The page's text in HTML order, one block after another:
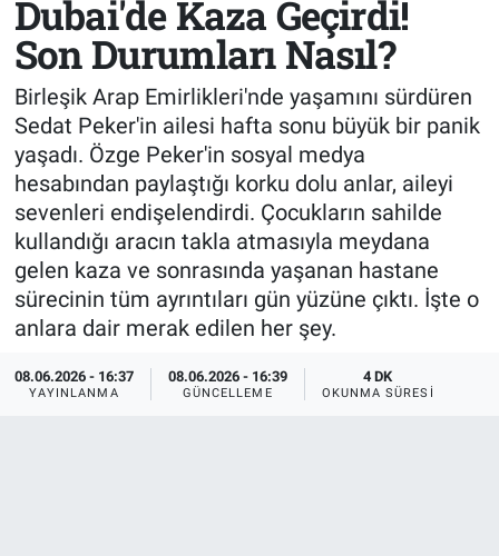
Dubai'de Kaza Geçirdi!
Son Durumları Nasıl?
Birleşik Arap Emirlikleri'nde yaşamını sürdüren
Sedat Peker'in ailesi hafta sonu büyük bir panik
yaşadı. Özge Peker'in sosyal medya
hesabından paylaştığı korku dolu anlar, aileyi
sevenleri endişelendirdi. Çocukların sahilde
kullandığı aracın takla atmasıyla meydana
gelen kaza ve sonrasında yaşanan hastane
sürecinin tüm ayrıntıları gün yüzüne çıktı. İşte o
anlara dair merak edilen her şey.
08.06.2026 - 16:37
YAYINLANMA
08.06.2026 - 16:39
GÜNCELLEME
4 DK
OKUNMA SÜRESI
Sağlık
Spor
Teknoloji
Tv Medya
KÜLTÜR SANAT